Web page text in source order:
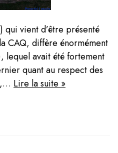
vient d’être présenté
CAQ, diffère énormément
lequel avait été fortement
quant au respect des
Lire la suite »